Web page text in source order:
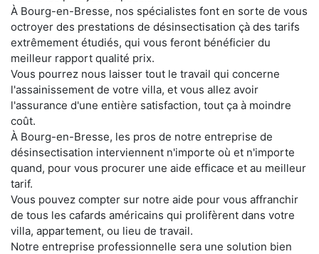
À Bourg-en-Bresse, nos spécialistes font en sorte de vous
octroyer des prestations de désinsectisation çà des tarifs
extrêmement étudiés, qui vous feront bénéficier du
meilleur rapport qualité prix.
Vous pourrez nous laisser tout le travail qui concerne
l'assainissement de votre villa, et vous allez avoir
l'assurance d'une entière satisfaction, tout ça à moindre
coût.
À Bourg-en-Bresse, les pros de notre entreprise de
désinsectisation interviennent n'importe où et n'importe
quand, pour vous procurer une aide efficace et au meilleur
tarif.
Vous pouvez compter sur notre aide pour vous affranchir
de tous les cafards américains qui prolifèrent dans votre
villa, appartement, ou lieu de travail.
Notre entreprise professionnelle sera une solution bien